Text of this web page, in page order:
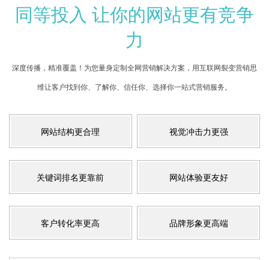
同等投入 让你的网站更有竞争
力
深度传播，精准覆盖！为您量身定制全网营销解决方案，用互联网裂变营销思
维让客户找到你、了解你、信任你、选择你一站式营销服务。
网站结构更合理 视觉冲击力更强
关键词排名更靠前 网站体验更友好
客户转化率更高 品牌形象更高端